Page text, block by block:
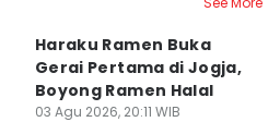
Haraku Ramen Buka
Gerai Pertama di Jogja,
Boyong Ramen Halal
03 Agu 2026, 20:11 WIB